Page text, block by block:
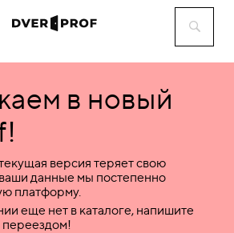
в новый
версия теряет свою
данные мы постепенно
платформу.
еще нет в каталоге, напишите